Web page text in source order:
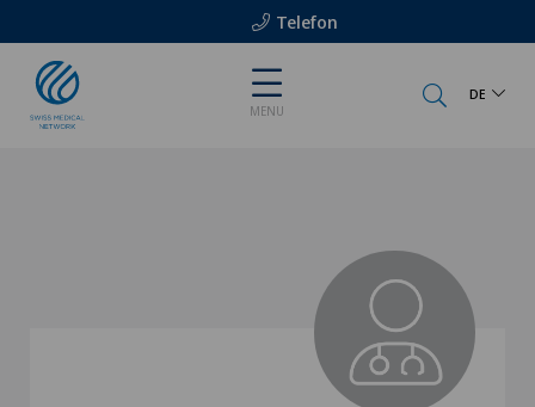
Telefon
MENU
DE